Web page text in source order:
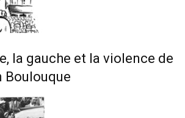
la gauche et la violence de
Boulouque